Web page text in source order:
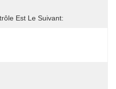
Est Le Suivant: